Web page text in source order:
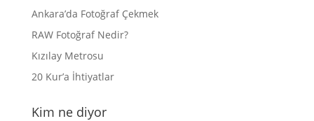
Ankara’da Fotoğraf Çekmek
RAW Fotoğraf Nedir?
Kızılay Metrosu
20 Kur’a İhtiyatlar
Kim ne diyor